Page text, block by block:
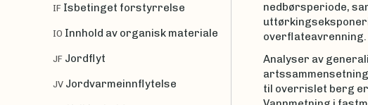
nedbørsperiode,
overflateavrenning.
Analyser av
til overrislet berg
IF Isbetinget forstyrrelse
IO Innhold av organisk materiale
JF Jordflyt
JV Jordvarmeinnflytelse